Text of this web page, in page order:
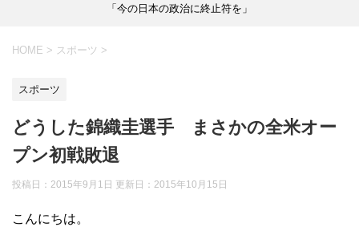
「今の日本の政治に終止符を」
HOME > スポーツ >
スポーツ
どうした錦織圭選手 まさかの全米オー
プン初戦敗退
投稿日：2015年9月1日 更新日： 2015年10月15日
こんにちは。